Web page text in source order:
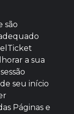
app
são
a sua
seu início
Páginas e